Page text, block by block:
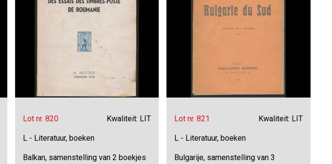
Lot nr. 820 Kwaliteit: LIT
L - Literatuur, boeken
Balkan, samenstelling van 2 boekjes
Lot nr. 821 Kwaliteit: LIT
L - Literatuur, boeken
Bulgarije, samenstelling van 3